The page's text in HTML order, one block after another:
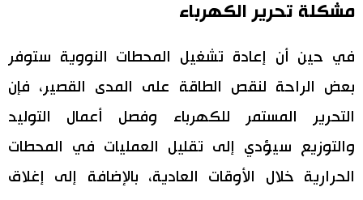
مشكلة تحرير الكهرباء
في حين أن إعادة تشغيل المحطات النووية ستوفر
بعض الراحة لنقص الطاقة على المدى القصير، فإن
التحرير المستمر للكهرباء وفصل أعمال التوليد
والتوزيع سيؤدي إلى تقليل العمليات في المحطات
الحرارية خلال الأوقات العادية، بالإضافة إلى إغلاق